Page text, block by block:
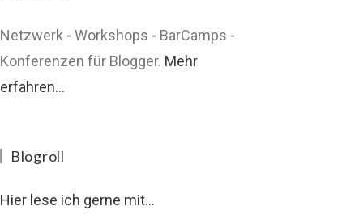
Netzwerk - Workshops - BarCamps -
Konferenzen für Blogger. Mehr
erfahren...
Blogroll
Hier lese ich gerne mit...